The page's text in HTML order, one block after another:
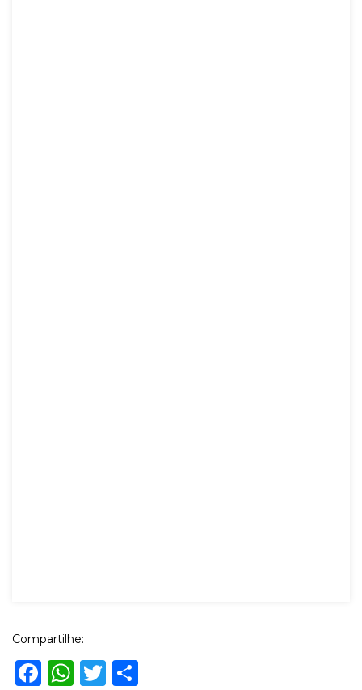
Compartilhe:
Facebook
WhatsApp
Twitter